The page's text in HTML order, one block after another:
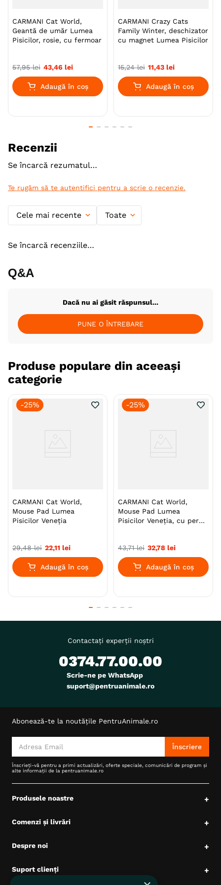
CARMANI Cat World,
Geantă de umăr Lumea
Pisicilor, rosie, cu fermoar
57,95 lei 43,46 lei
Adaugă în coș
CARMANI Crazy Cats
Family Winter, deschizator
cu magnet Lumea Pisicilor
15,24 lei 11,43 lei
Adaugă în coș
Recenzii
Se încarcă rezumatul…
Te rugăm să te autentifici pentru a scrie o recenzie.
Cele mai recente Toate
Se încarcă recenziile…
Q&A
Dacă nu ai găsit răspunsul...
PUNE O ÎNTREBARE
Produse populare din aceeași
categorie
-25%
CARMANI Cat World,
Mouse Pad Lumea
Pisicilor Veneţia
29,48 lei 22,11 lei
Adaugă în coș
-25%
CARMANI Cat World,
Mouse Pad Lumea
Pisicilor Veneţia, cu pernă
43,71 lei 32,78 lei
Adaugă în coș
Contactați experții noștri
0374.77.00.00
Scrie-ne pe WhatsApp
suport@pentruanimale.ro
Abonează-te la noutățile PentruAnimale.ro
Înscriere
Înscrieți-vă pentru a primi actualizări, oferte speciale, comunicări de program și
alte informații de la pentruanimale.ro
Produsele noastre +
Comenzi și livrări +
Despre noi +
Suport clienți +